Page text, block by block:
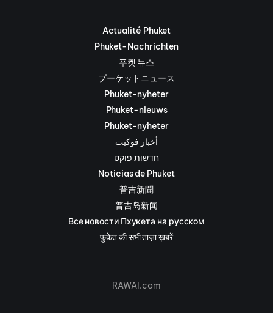
Actualité Phuket
Phuket-Nachrichten
푸켓 뉴스
プーケットニュース
Phuket-nyheter
Phuket-nieuws
Phuket-nyheter
أخبار فوكيت
חדשות פוקט
Noticias de Phuket
普吉新聞
普吉岛新闻
Все новости Пхукета на русском
फुकेत की सभी ताज़ा ख़बरें
RAWAI.com